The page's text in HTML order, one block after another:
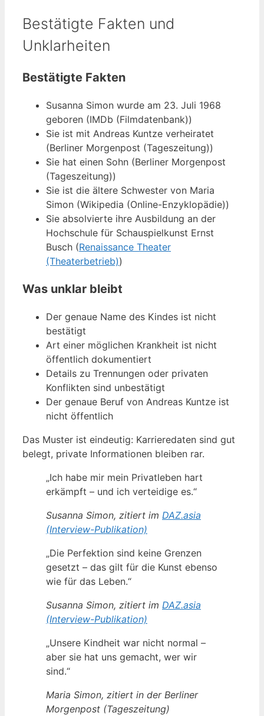
Bestätigte Fakten und
Unklarheiten
Bestätigte Fakten
Susanna Simon wurde am 23. Juli 1968
geboren (IMDb (Filmdatenbank))
Sie ist mit Andreas Kuntze verheiratet
(Berliner Morgenpost (Tageszeitung))
Sie hat einen Sohn (Berliner Morgenpost
(Tageszeitung))
Sie ist die ältere Schwester von Maria
Simon (Wikipedia (Online-Enzyklopädie))
Sie absolvierte ihre Ausbildung an der
Hochschule für Schauspielkunst Ernst
Busch (Renaissance Theater
(Theaterbetrieb))
Was unklar bleibt
Der genaue Name des Kindes ist nicht
bestätigt
Art einer möglichen Krankheit ist nicht
öffentlich dokumentiert
Details zu Trennungen oder privaten
Konflikten sind unbestätigt
Der genaue Beruf von Andreas Kuntze ist
nicht öffentlich
Das Muster ist eindeutig: Karrieredaten sind gut
belegt, private Informationen bleiben rar.
„Ich habe mir mein Privatleben hart
erkämpft – und ich verteidige es.“
Susanna Simon, zitiert im DAZ.asia
(Interview-Publikation)
„Die Perfektion sind keine Grenzen
gesetzt – das gilt für die Kunst ebenso
wie für das Leben.“
Susanna Simon, zitiert im DAZ.asia
(Interview-Publikation)
„Unsere Kindheit war nicht normal –
aber sie hat uns gemacht, wer wir
sind.“
Maria Simon, zitiert in der Berliner
Morgenpost (Tageszeitung)